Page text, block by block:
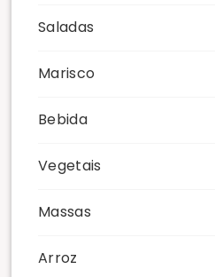
Saladas
Marisco
Bebida
Vegetais
Massas
Arroz